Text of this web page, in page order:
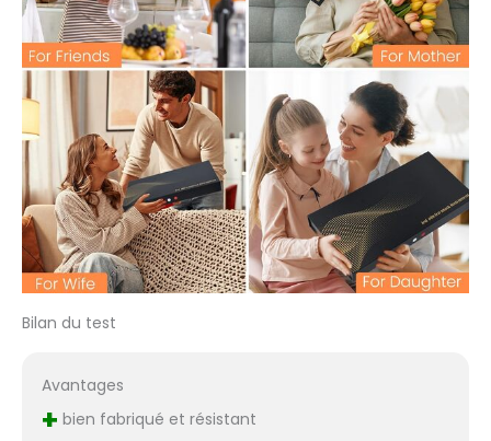
Bilan du test
Avantages
+ bien fabriqué et résistant